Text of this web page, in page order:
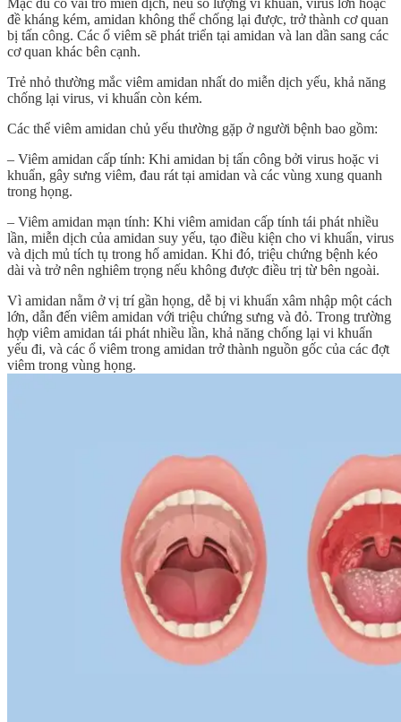
Mặc dù có vai trò miễn dịch, nếu số lượng vi khuẩn, virus lớn hoặc
đề kháng kém, amidan không thể chống lại được, trở thành cơ quan
bị tấn công. Các ổ viêm sẽ phát triển tại amidan và lan dần sang các
cơ quan khác bên cạnh.
Trẻ nhỏ thường mắc viêm amidan nhất do miễn dịch yếu, khả năng
chống lại virus, vi khuẩn còn kém.
Các thể viêm amidan chủ yếu thường gặp ở người bệnh bao gồm:
– Viêm amidan cấp tính: Khi amidan bị tấn công bởi virus hoặc vi
khuẩn, gây sưng viêm, đau rát tại amidan và các vùng xung quanh
trong họng.
– Viêm amidan mạn tính: Khi viêm amidan cấp tính tái phát nhiều
lần, miễn dịch của amidan suy yếu, tạo điều kiện cho vi khuẩn, virus
và dịch mủ tích tụ trong hố amidan. Khi đó, triệu chứng bệnh kéo
dài và trở nên nghiêm trọng nếu không được điều trị từ bên ngoài.
Vì amidan nằm ở vị trí gần họng, dễ bị vi khuẩn xâm nhập một cách
lớn, dẫn đến viêm amidan với triệu chứng sưng và đỏ. Trong trường
hợp viêm amidan tái phát nhiều lần, khả năng chống lại vi khuẩn
yếu đi, và các ổ viêm trong amidan trở thành nguồn gốc của các đợt
viêm trong vùng họng.